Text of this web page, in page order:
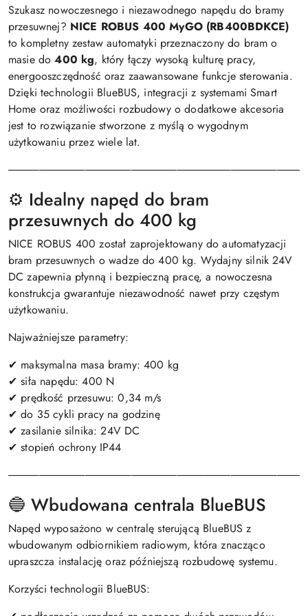
Szukasz nowoczesnego i niezawodnego napędu do bramy
przesuwnej? NICE ROBUS 400 MyGO (RB400BDKCE)
to kompletny zestaw automatyki przeznaczony do bram o
masie do400 kg, który łączy wysoką kulturę pracy,
energooszczędność oraz zaawansowane funkcje sterowania.
Dzięki technologii BlueBUS, integracji z systemami Smart
Home oraz możliwości rozbudowy o dodatkowe akcesoria
jest to rozwiązanie stworzone z myślą o wygodnym
użytkowaniu przez wiele lat.
⚙️ Idealny napęd do bram
przesuwnych do 400 kg
NICE ROBUS 400 został zaprojektowany do automatyzacji
bram przesuwnych o wadze do 400 kg. Wydajny silnik 24V
DC zapewnia płynną i bezpieczną pracę, a nowoczesna
konstrukcja gwarantuje niezawodność nawet przy częstym
użytkowaniu.
Najważniejsze parametry:
✔ maksymalna masa bramy: 400 kg
✔ siła napędu: 400 N
✔ prędkość przesuwu: 0,34 m/s
✔ do 35 cykli pracy na godzinę
✔ zasilanie silnika: 24V DC
✔ stopień ochrony IP44
🔵 Wbudowana centrala BlueBUS
Napęd wyposażono w centralę sterującą BlueBUS z
wbudowanym odbiornikiem radiowym, która znacząco
upraszcza instalację oraz późniejszą rozbudowę systemu.
Korzyści technologii BlueBUS: